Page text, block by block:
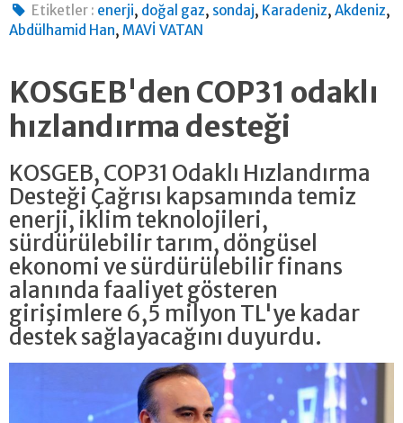
Etiketler : enerji, doğal gaz, sondaj, Karadeniz,Akdeniz,
Abdülhamid Han, MAVİ VATAN
KOSGEB'den COP31 odaklı
hızlandırma desteği
KOSGEB, COP31 Odaklı Hızlandırma
Desteği Çağrısı kapsamında temiz
enerji, iklim teknolojileri,
sürdürülebilir tarım, döngüsel
ekonomi ve sürdürülebilir finans
alanında faaliyet gösteren
girişimlere 6,5 milyon TL'ye kadar
destek sağlayacağını duyurdu.